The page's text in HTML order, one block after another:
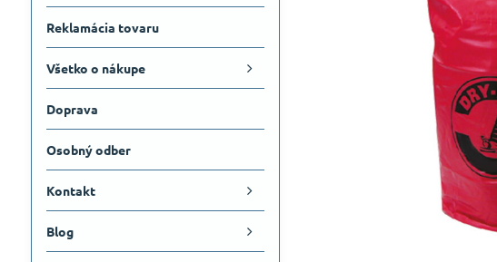
Reklamácia tovaru
Všetko o nákupe
Doprava
Osobný odber
Kontakt
Blog